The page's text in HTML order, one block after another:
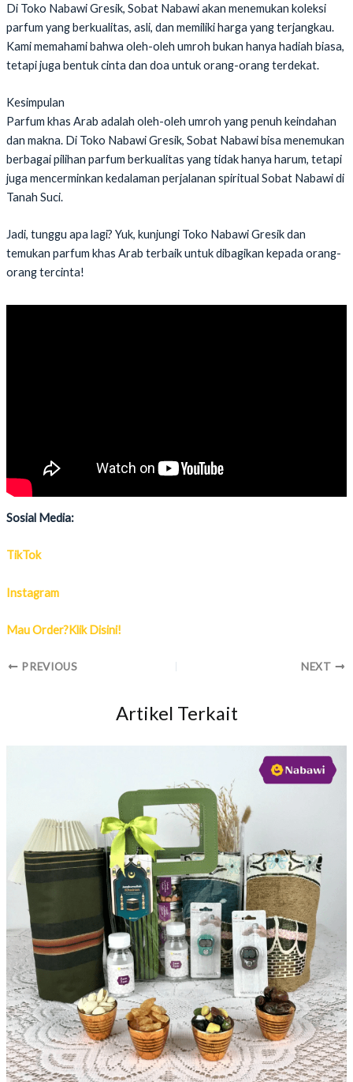
Di Toko Nabawi Gresik, Sobat Nabawi akan menemukan koleksi
parfum yang berkualitas, asli, dan memiliki harga yang terjangkau.
Kami memahami bahwa oleh-oleh umroh bukan hanya hadiah biasa,
tetapi juga bentuk cinta dan doa untuk orang-orang terdekat.
Kesimpulan
Parfum khas Arab adalah oleh-oleh umroh yang penuh keindahan
dan makna. Di Toko Nabawi Gresik, Sobat Nabawi bisa menemukan
berbagai pilihan parfum berkualitas yang tidak hanya harum, tetapi
juga mencerminkan kedalaman perjalanan spiritual Sobat Nabawi di
Tanah Suci.
Jadi, tunggu apa lagi? Yuk, kunjungi Toko Nabawi Gresik dan
temukan parfum khas Arab terbaik untuk dibagikan kepada orang-
orang tercinta!
Sosial Media:
TikTok
Instagram
Mau Order?Klik Disini!
PREVIOUS NEXT
Artikel Terkait